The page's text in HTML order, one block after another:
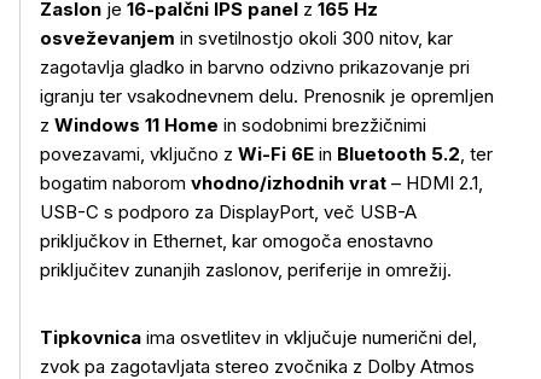
Zaslon je 16-palčni IPS panel z 165 Hz
osveževanjem in svetilnostjo okoli 300 nitov, kar
zagotavlja gladko in barvno odzivno prikazovanje pri
igranju ter vsakodnevnem delu. Prenosnik je opremljen
z Windows 11 Home in sodobnimi brezžičnimi
povezavami, vključno z Wi-Fi 6E in Bluetooth 5.2, ter
bogatim naborom vhodno/izhodnih vrat – HDMI 2.1,
USB-C s podporo za DisplayPort, več USB-A
priključkov in Ethernet, kar omogoča enostavno
priključitev zunanjih zaslonov, periferije in omrežij.
Tipkovnica ima osvetlitev in vključuje numerični del,
zvok pa zagotavljata stereo zvočnika z Dolby Atmos